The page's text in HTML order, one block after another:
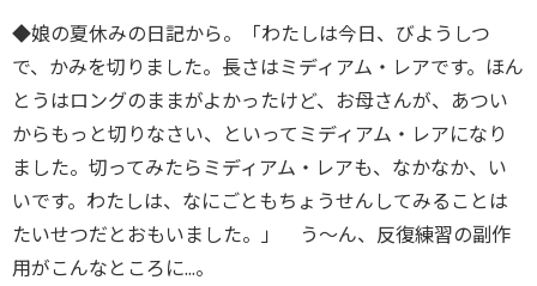
◆娘の夏休みの日記から。「わたしは今日、びようしつ
で、かみを切りました。長さはミディアム・レアです。ほん
とうはロングのままがよかったけど、お母さんが、あつい
からもっと切りなさい、といってミディアム・レアになり
ました。切ってみたらミディアム・レアも、なかなか、い
いです。わたしは、なにごともちょうせんしてみることは
たいせつだとおもいました。」 う～ん、反復練習の副作
用がこんなところに...。